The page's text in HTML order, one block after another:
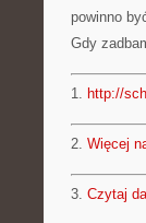
powinno
Gdy
1. http://
2. Więcej
3. Czytaj